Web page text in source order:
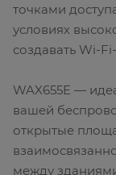
точками
условиях
создавать Wi-
WAX655E —
вашей
открытые
между